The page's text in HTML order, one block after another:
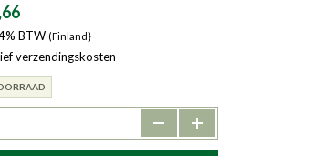
BTW (Finland}
verzendingskosten
- +